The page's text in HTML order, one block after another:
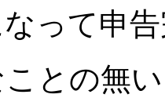
って申
との無